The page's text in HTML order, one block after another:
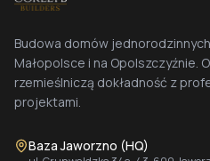
Budowa domów
Małopolsce i na Opolszczyźnie.
rzemieślniczą dokładność z
projektami.
Baza Jaworzno (HQ)